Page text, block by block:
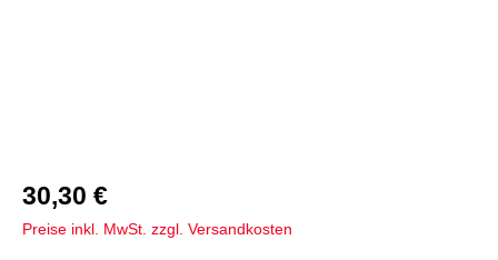
30,30 €
Preise inkl. MwSt. zzgl. Versandkosten